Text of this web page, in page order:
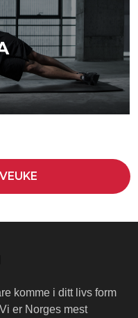
komme i ditt livs form
er Norges mest